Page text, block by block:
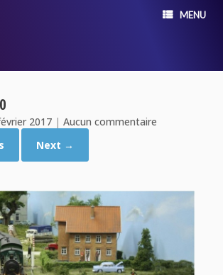
MENU
2017| Aucun commentaire
Next →